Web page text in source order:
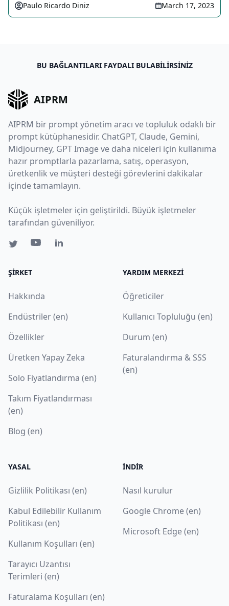
Paulo Ricardo Diniz March 17, 2023
BU BAĞLANTILARI FAYDALI BULABILIRSINIZ
AIPRM
AIPRM bir prompt yönetim aracı ve topluluk odaklı bir
prompt kütüphanesidir. ChatGPT, Claude, Gemini,
Midjourney, GPT Image ve daha niceleri için kullanıma
hazır promptlarla pazarlama, satış, operasyon,
üretkenlik ve müşteri desteği görevlerini dakikalar
içinde tamamlayın.
Küçük işletmeler için geliştirildi. Büyük işletmeler
tarafından güveniliyor.
ŞIRKET
Hakkında
Endüstriler (en)
Özellikler
Üretken Yapay Zeka
Solo Fiyatlandırma (en)
Takım Fiyatlandırması
(en)
Blog (en)
YARDIM MERKEZI
Öğreticiler
Kullanıcı Topluluğu (en)
Durum (en)
Faturalandırma & SSS
(en)
YASAL
Gizlilik Politikası (en)
Kabul Edilebilir Kullanım
Politikası (en)
Kullanım Koşulları (en)
Tarayıcı Uzantısı
Terimleri (en)
Faturalama Koşulları (en)
İNDIR
Nasıl kurulur
Google Chrome (en)
Microsoft Edge (en)